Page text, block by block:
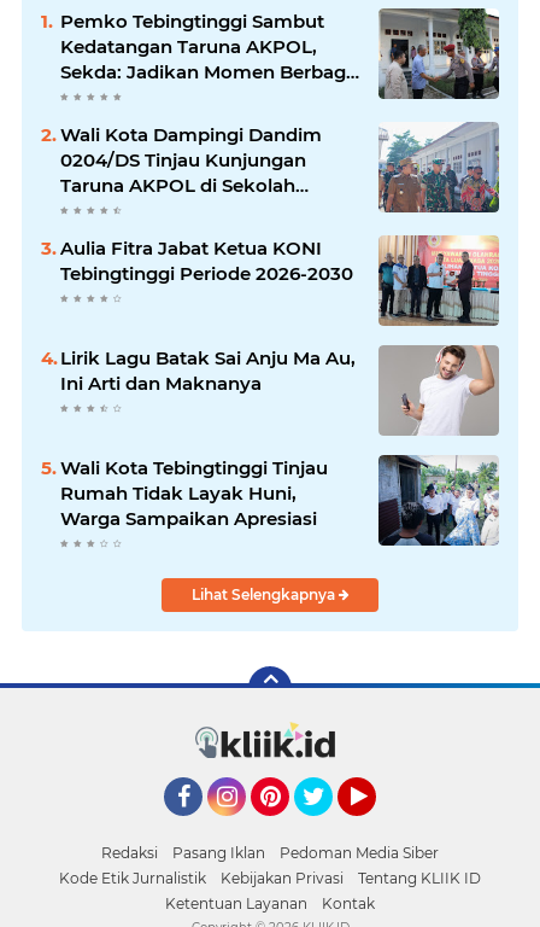
Pemko Tebingtinggi Sambut
Kedatangan Taruna AKPOL,
Sekda: Jadikan Momen Berbagi
Ilmu
Wali Kota Dampingi Dandim
0204/DS Tinjau Kunjungan
Taruna AKPOL di Sekolah
Rakyat Tebingtinggi
Aulia Fitra Jabat Ketua KONI
Tebingtinggi Periode 2026-2030
Lirik Lagu Batak Sai Anju Ma Au,
Ini Arti dan Maknanya
Wali Kota Tebingtinggi Tinjau
Rumah Tidak Layak Huni,
Warga Sampaikan Apresiasi
Lihat Selengkapnya
Redaksi Pasang Iklan
Pedoman Media Siber
Kode Etik Jurnalistik
Kebijakan Privasi
Tentang KLIIK ID
Ketentuan Layanan
Kontak